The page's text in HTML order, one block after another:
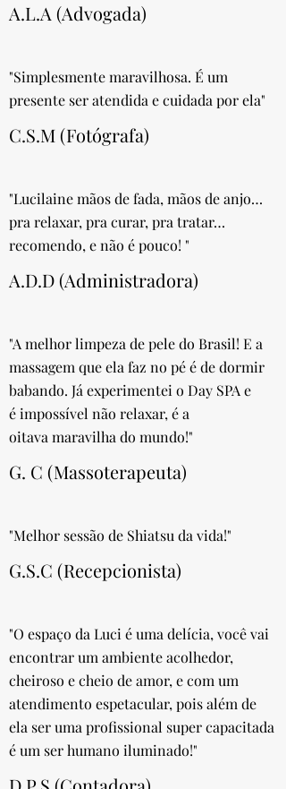
A.L.A (Advogada)
"Simplesmente maravilhosa. É um
presente ser atendida e cuidada por ela"
C.S.M (Fotógrafa)
"Lucilaine mãos de fada, mãos de anjo…
pra relaxar, pra curar, pra tratar…
recomendo, e não é pouco! "
A.D.D (Administradora)
"A melhor limpeza de pele do Brasil! E a
massagem que ela faz no pé é de dormir
babando. Já experimentei o Day SPA e
é impossível não relaxar, é a
oitava maravilha do mundo!"
G. C (Massoterapeuta)
"Melhor sessão de Shiatsu da vida!"
G.S.C (Recepcionista)
"O espaço da Luci é uma delícia, você vai
encontrar um ambiente acolhedor,
cheiroso e cheio de amor, e com um
atendimento espetacular, pois além de
ela ser uma profissional super capacitada
é um ser humano iluminado!"